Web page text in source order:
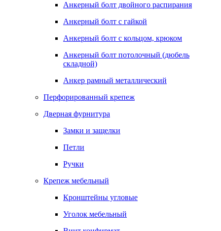
Анкерный болт двойного распирания
Анкерный болт с гайкой
Анкерный болт с кольцом, крюком
Анкерный болт потолочный (дюбель
складной)
Анкер рамный металлический
Перфорированный крепеж
Дверная фурнитура
Замки и защелки
Петли
Ручки
Крепеж мебельный
Кронштейны угловые
Уголок мебельный